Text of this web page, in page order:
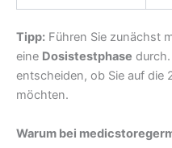
Tipp: Führen Sie zunächst
eine Dosistestphase
entscheiden, ob Sie auf die
möchten.
Warum bei